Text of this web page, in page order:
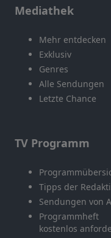
Mediathek
Mehr entdecken
Exklusiv
Genres
Alle Sendungen
Letzte Chance
TV Programm
Tipps der
Sendungen von
Programmheft
kostenlos